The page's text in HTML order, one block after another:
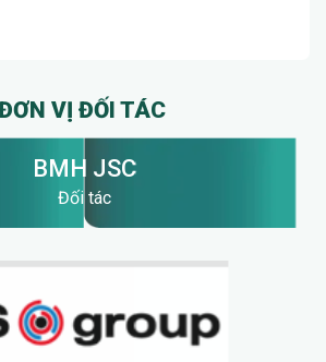
VỊ ĐỐI TÁC
BMH JSC
Đối tác